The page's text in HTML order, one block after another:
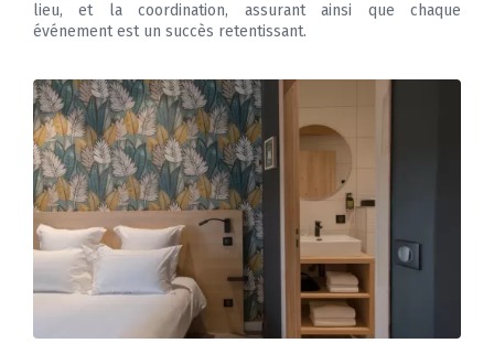
lieu, et la coordination, assurant ainsi que chaque
événement est un succès retentissant.